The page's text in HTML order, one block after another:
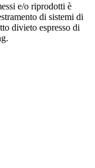
e/o riprodotti è
di sistemi di
divieto espresso di